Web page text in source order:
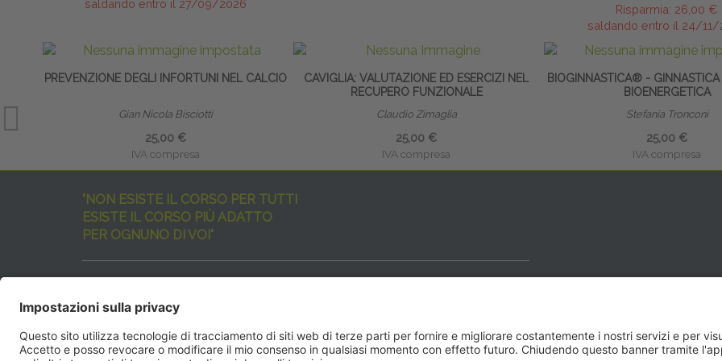
saldando entro il 27/09/2026
Risparmia: 26,00 €
saldando entro il 24/11/
PREVENZIONE DEGLI INFORTUNI NEL CALCIO
Gian Nicola Bisciotti
25,00 €
IVA compresa
CAVIGLIA: VALUTAZIONE ED ESERCIZI NEL
RECUPERO FUNZIONALE
Claudio Zimaglia
25,00 €
IVA compresa
BIOGINNASTICA® - GINNASTICA
BIOENERGETICA
Stefania Tronconi
25,00 €
IVA compresa
"NON ESISTE IL CORSO PER TUTTI
ESISTE IL CORSO PIÙ ADATTO
PER OGNUNO DI VOI"
ma rispondenti a diverse esigenze formative
e di aggiornamento professionale.
EdiAcademyvuole aiutarvi nella scelta dell’evento ideale
SEGUICI QUI: